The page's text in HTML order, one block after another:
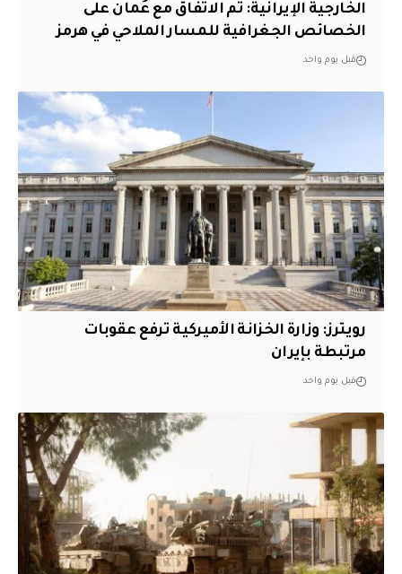
‏الخارجية الإيرانية: تم الاتفاق مع عُمان على
الخصائص الجغرافية للمسار الملاحي في هرمز
قبل يوم واحد
‏رويترز: وزارة الخزانة الأميركية ترفع عقوبات
مرتبطة بإيران
قبل يوم واحد